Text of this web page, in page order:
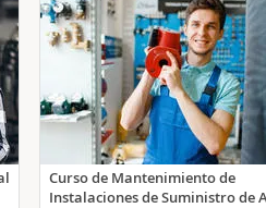
Curso de Mantenimiento de
Instalaciones de Suministro de